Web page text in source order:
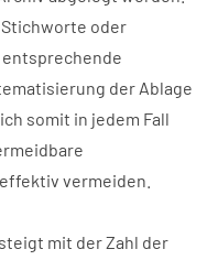
oder
der Ablage
somit in jedem Fall
vermeiden.
mit der Zahl der